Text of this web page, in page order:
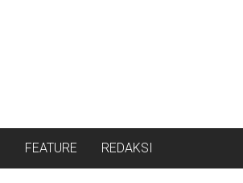
FEATURE REDAKSI